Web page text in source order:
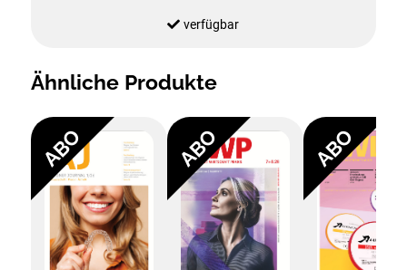
verfügbar
Ähnliche Produkte
ABO ABO ABO